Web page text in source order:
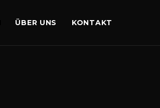
ÜBER UNS KONTAKT